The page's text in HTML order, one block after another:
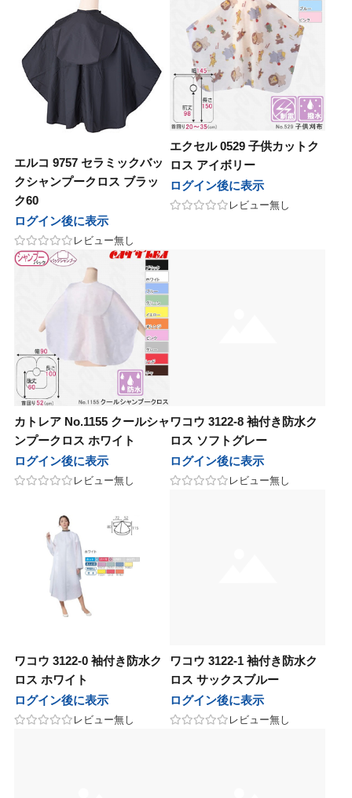
エルコ 9757 セラミックバッ
クシャンプークロス ブラッ
ク60
ログイン後に表示
レビュー無し
エクセル 0529 子供カットク
ロス アイボリー
ログイン後に表示
レビュー無し
カトレア No.1155 クールシャ
ンプークロス ホワイト
ログイン後に表示
レビュー無し
ワコウ 3122-8 袖付き防水ク
ロス ソフトグレー
ログイン後に表示
レビュー無し
ワコウ 3122-0 袖付き防水ク
ロス ホワイト
ログイン後に表示
レビュー無し
ワコウ 3122-1 袖付き防水ク
ロス サックスブルー
ログイン後に表示
レビュー無し